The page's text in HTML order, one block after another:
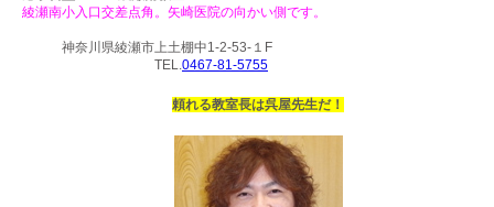
綾瀬南小入口交差点角。矢崎医院の向かい側です。
神奈川県綾瀬市上土棚中1-2-53-１F
TEL.0467-81-5755
頼れる教室長は呉屋先生だ！